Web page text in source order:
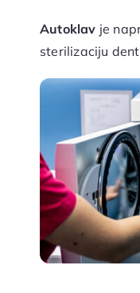
Autoklav je
sterilizaciju